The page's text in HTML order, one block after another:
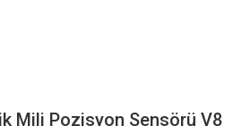
Mili Pozisyon Sensörü V8